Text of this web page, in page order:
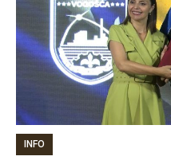
INFO